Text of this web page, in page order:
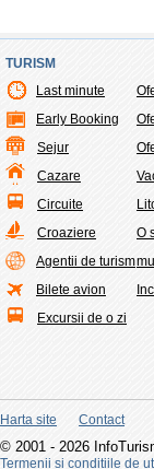
TURISM
Last minute
Early Booking
Sejur
Cazare
Circuite
Croaziere
Agentii de turism
Bilete avion
Excursii de o zi
O
Harta site Contact
© 2001 - 2026
Termenii si conditiile de